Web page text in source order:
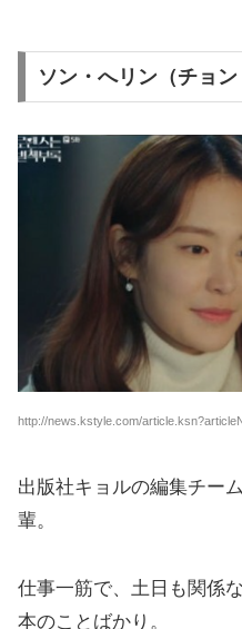
ソン・へリン（チョン
http://news.kstyle.com/
出版社キョルの編集チー
輩。
仕事一筋で、土日も関係
本のことばかり。